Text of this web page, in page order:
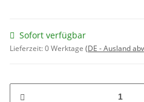
Sofort verfügbar
Lieferzeit:0 Werktage (DE - Ausland